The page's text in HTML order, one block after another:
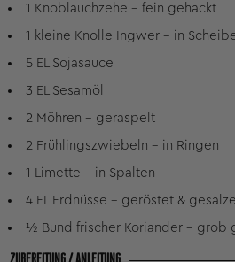
1 Knoblauchzehe – fein gehackt
1 kleine Knolle Ingwer – in
5 EL Sojasauce
3 EL Sesamöl
2 Möhren – geraspelt
2 Frühlingszwiebeln – in Ringen
1 Limette – in Spalten
4 EL Erdnüsse – geröstet &
½ Bund frischer Koriander – grob